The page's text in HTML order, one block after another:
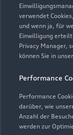
verwendet
und wenn ja, für
Einwilligung
Privacy Manager,
können Sie in
Performance
Performance
darüber, wie
Anzahl der
werden zur
Modelle
Elektromodelle
Plug-in-Hybride
Neuwagensuche
Service &
Saisonale
Support